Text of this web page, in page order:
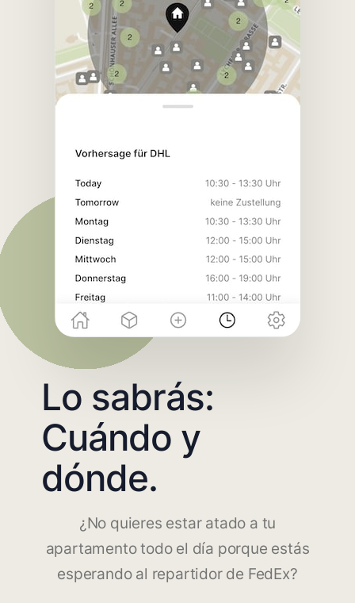
Lo sabrás:
Cuándo y
dónde.
¿No quieres estar atado a tu
apartamento todo el día porque estás
esperando al repartidor de FedEx?